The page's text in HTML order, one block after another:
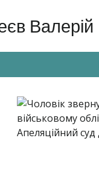
Валерій